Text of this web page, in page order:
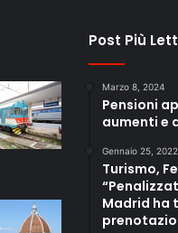
Post Più
Marzo 8, 2024
Pensioni
aumenti e
Gennaio 25, 2022
Turismo,
Madrid ha